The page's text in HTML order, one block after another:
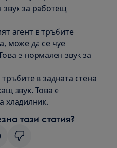
звук за работещ
агент в тръбите
може да се чуе
е нормален звук за
в задната стена
звук. Това е
хладилник.
тази статия?